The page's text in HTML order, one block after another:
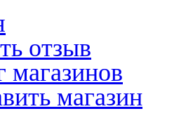
отзыв
магазинов
магазин